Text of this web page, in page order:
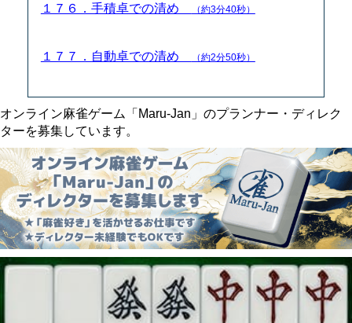
１７６．手積卓での清め （約3分40秒）
１７７．自動卓での清め （約2分50秒）
オンライン麻雀ゲーム「Maru-Jan」のプランナー・ディレク
ターを募集しています。